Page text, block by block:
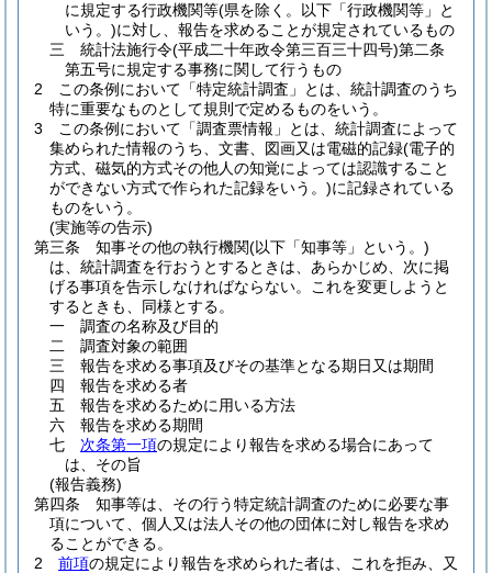
に規定する行政機関等(県を除く。以下「行政機関等」と
いう。)に対し、報告を求めることが規定されているもの
三
統計法施行令(平成二十年政令第三百三十四号)第二条
第五号に規定する事務に関して行うもの
2
この条例において「特定統計調査」とは、統計調査のうち
特に重要なものとして規則で定めるものをいう。
3
この条例において「調査票情報」とは、統計調査によって
集められた情報のうち、文書、図画又は電磁的記録(電子的
方式、磁気的方式その他人の知覚によっては認識すること
ができない方式で作られた記録をいう。)に記録されている
ものをいう。
(実施等の告示)
第三条
知事その他の執行機関(以下「知事等」という。)
は、統計調査を行おうとするときは、あらかじめ、次に掲
げる事項を告示しなければならない。
これを変更しようと
するときも、同様とする。
一
調査の名称及び目的
二
調査対象の範囲
三
報告を求める事項及びその基準となる期日又は期間
四
報告を求める者
五
報告を求めるために用いる方法
六
報告を求める期間
七
次条第一項の規定により報告を求める場合にあって
は、その旨
(報告義務)
第四条
知事等は、その行う特定統計調査のために必要な事
項について、個人又は法人その他の団体に対し報告を求め
ることができる。
2
前項の規定により報告を求められた者は、これを拒み、又